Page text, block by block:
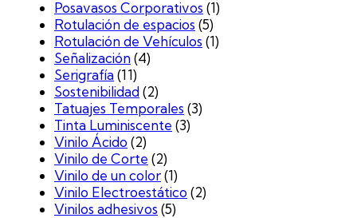
Posavasos Corporativos (1)
Rotulación de espacios (5)
Rotulación de Vehículos (1)
Señalización(4)
Serigrafía(11)
Sostenibilidad(2)
Tatuajes Temporales (3)
Tinta Luminiscente (3)
Vinilo Ácido (2)
Vinilo de Corte (2)
Vinilo de un color(1)
Vinilo Electroestático (2)
Vinilos adhesivos (5)